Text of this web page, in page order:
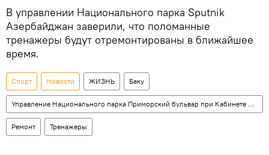
В управлении Национального парка Sputnik
Азербайджан заверили, что поломанные
тренажеры будут отремонтированы в ближайшее
время.
Спорт Новости ЖИЗНЬ Баку
Управление Национального парка Приморский бульвар при Кабинете министров АР
Ремонт Тренажеры